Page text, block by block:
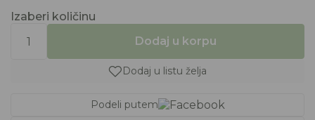
Izaberi količinu
Dodaj u korpu
Dodaj u listu želja
Podeli putem